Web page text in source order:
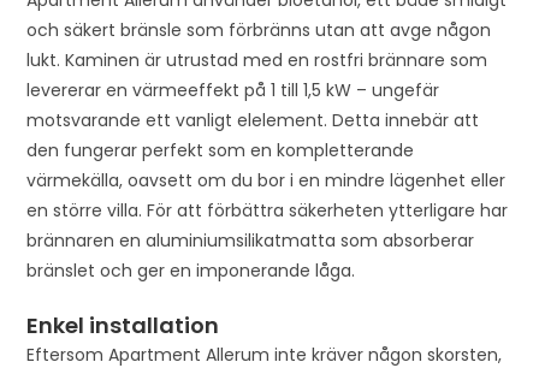
och säkert bränsle som förbränns utan att avge någon
lukt. Kaminen är utrustad med en rostfri brännare som
levererar en värmeeffekt på 1 till 1,5 kW – ungefär
motsvarande ett vanligt elelement. Detta innebär att
den fungerar perfekt som en kompletterande
värmekälla, oavsett om du bor i en mindre lägenhet eller
en större villa. För att förbättra säkerheten ytterligare har
brännaren en aluminiumsilikatmatta som absorberar
bränslet och ger en imponerande låga.
Enkel installation
Eftersom Apartment Allerum inte kräver någon skorsten,